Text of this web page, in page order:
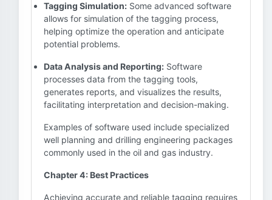
Tagging Simulation: Some advanced software
allows for simulation of the tagging process,
helping optimize the operation and anticipate
potential problems.
Data Analysis and Reporting: Software
processes data from the tagging tools,
generates reports, and visualizes the results,
facilitating interpretation and decision-making.
Examples of software used include specialized
well planning and drilling engineering packages
commonly used in the oil and gas industry.
Chapter 4: Best Practices
Achieving accurate and reliable tagging requires